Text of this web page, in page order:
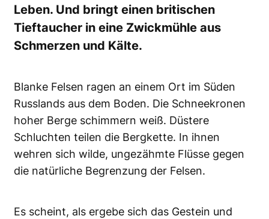
Leben. Und bringt einen britischen
Tieftaucher in eine Zwickmühle aus
Schmerzen und Kälte.
Blanke Felsen ragen an einem Ort im Süden
Russlands aus dem Boden. Die Schneekronen
hoher Berge schimmern weiß. Düstere
Schluchten teilen die Bergkette. In ihnen
wehren sich wilde, ungezähmte Flüsse gegen
die natürliche Begrenzung der Felsen.
Es scheint, als ergebe sich das Gestein und